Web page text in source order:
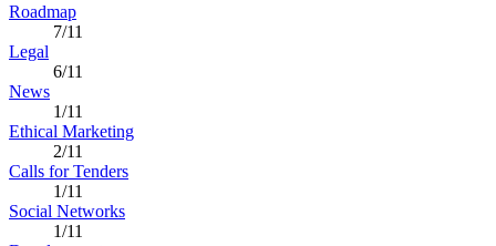
Roadmap
7/11
Legal
6/11
News
1/11
Ethical Marketing
2/11
Calls for Tenders
1/11
Social Networks
1/11